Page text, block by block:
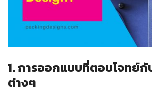
1. การออกแบบที่ตอบโจทย์กั
ต่างๆ